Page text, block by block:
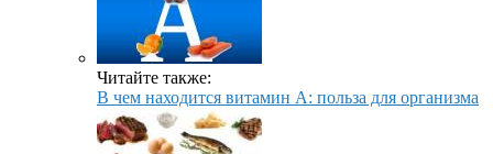
Читайте также:
В чем находится витамин А: польза для организма